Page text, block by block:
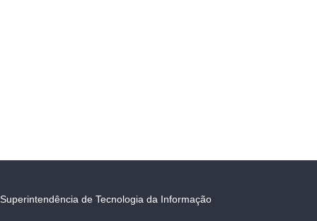
Superintendência de Tecnologia da Informação